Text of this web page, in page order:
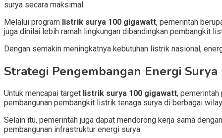
surya secara maksimal.
Melalui program listrik surya 100 gigawatt, pemerintah
juga dinilai lebih ramah lingkungan dibandingkan pembangkit
Dengan semakin meningkatnya kebutuhan listrik nasional,
Strategi Pengembangan Energi Surya
Untuk mencapai target listrik surya 100 gigawatt, pemerintah
pembangunan pembangkit listrik tenaga surya di berbagai
Selain itu, pemerintah juga dapat mendorong kerja sama
pembangunan infrastruktur energi surya.